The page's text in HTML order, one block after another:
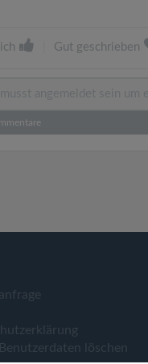
Gut geschrieben
löschen